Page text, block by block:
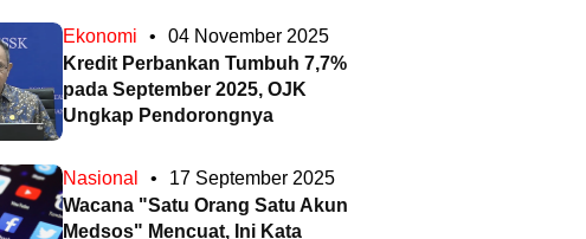
Ekonomi •
04 November 2025
Kredit Perbankan Tumbuh 7,7%
pada September 2025, OJK
Ungkap Pendorongnya
Nasional •
17 September 2025
Wacana "Satu Orang Satu Akun
Medsos" Mencuat, Ini Kata